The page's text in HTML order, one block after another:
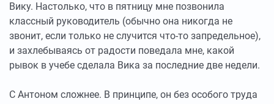
Вику. Настолько, что в пятницу мне позвонила
классный руководитель (обычно она никогда не
звонит, если только не случится что-то запредельное),
и захлебываясь от радости поведала мне, какой
рывок в учебе сделала Вика за последние две недели.
С Антоном сложнее. В принципе, он без особого труда